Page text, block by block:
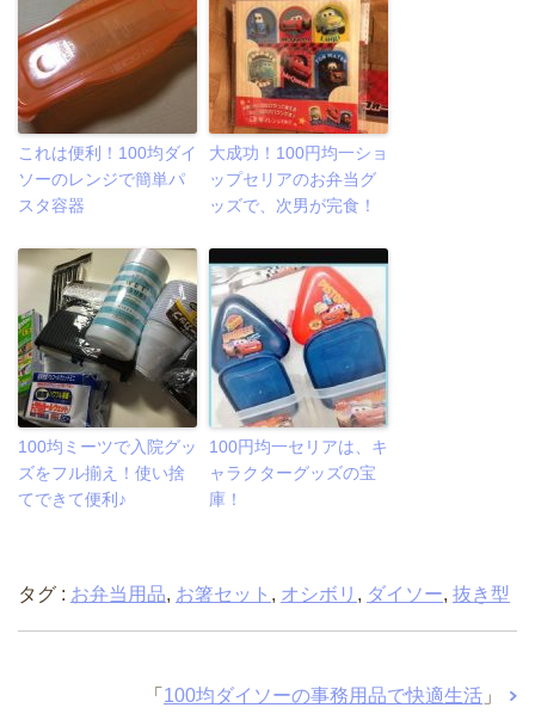
これは便利！100均ダイ
ソーのレンジで簡単パ
スタ容器
大成功！100円均一ショ
ップセリアのお弁当グ
ッズで、次男が完食！
100均ミーツで入院グッ
ズをフル揃え！使い捨
てできて便利♪
100円均一セリアは、キ
ャラクターグッズの宝
庫！
タグ : お弁当用品, お箸セット , オシボリ , ダイソー, 抜き型
「 100均ダイソーの事務用品で快適生活 」